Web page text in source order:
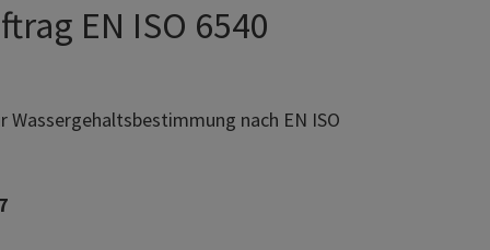
EN ISO 6540
Wassergehaltsbestimmung nach EN ISO